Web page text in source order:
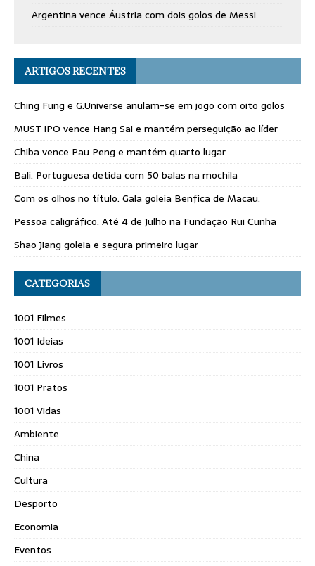
Argentina vence Áustria com dois golos de Messi
ARTIGOS RECENTES
Ching Fung e G.Universe anulam-se em jogo com oito golos
MUST IPO vence Hang Sai e mantém perseguição ao líder
Chiba vence Pau Peng e mantém quarto lugar
Bali. Portuguesa detida com 50 balas na mochila
Com os olhos no título. Gala goleia Benfica de Macau.
Pessoa caligráfico. Até 4 de Julho na Fundação Rui Cunha
Shao Jiang goleia e segura primeiro lugar
CATEGORIAS
1001 Filmes
1001 Ideias
1001 Livros
1001 Pratos
1001 Vidas
Ambiente
China
Cultura
Desporto
Economia
Eventos